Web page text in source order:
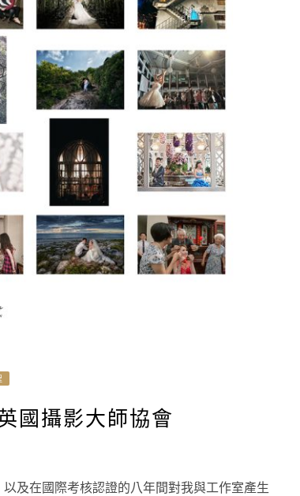
國攝影大師協會
及在國際考核認證的八年間對我與工作室產生